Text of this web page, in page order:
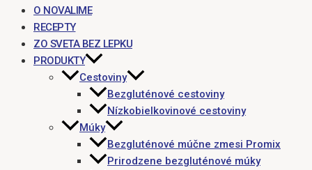
O NOVALIME
RECEPTY
ZO SVETA BEZ LEPKU
PRODUKTY
Cestoviny
Bezgluténové cestoviny
Nízkobielkovinové cestoviny
Múky
Bezgluténové múčne zmesi Promix
Prirodzene bezgluténové múky